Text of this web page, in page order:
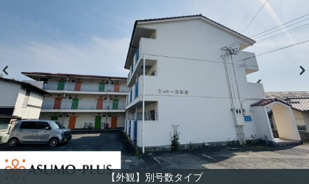
【外観】別号数タイプ